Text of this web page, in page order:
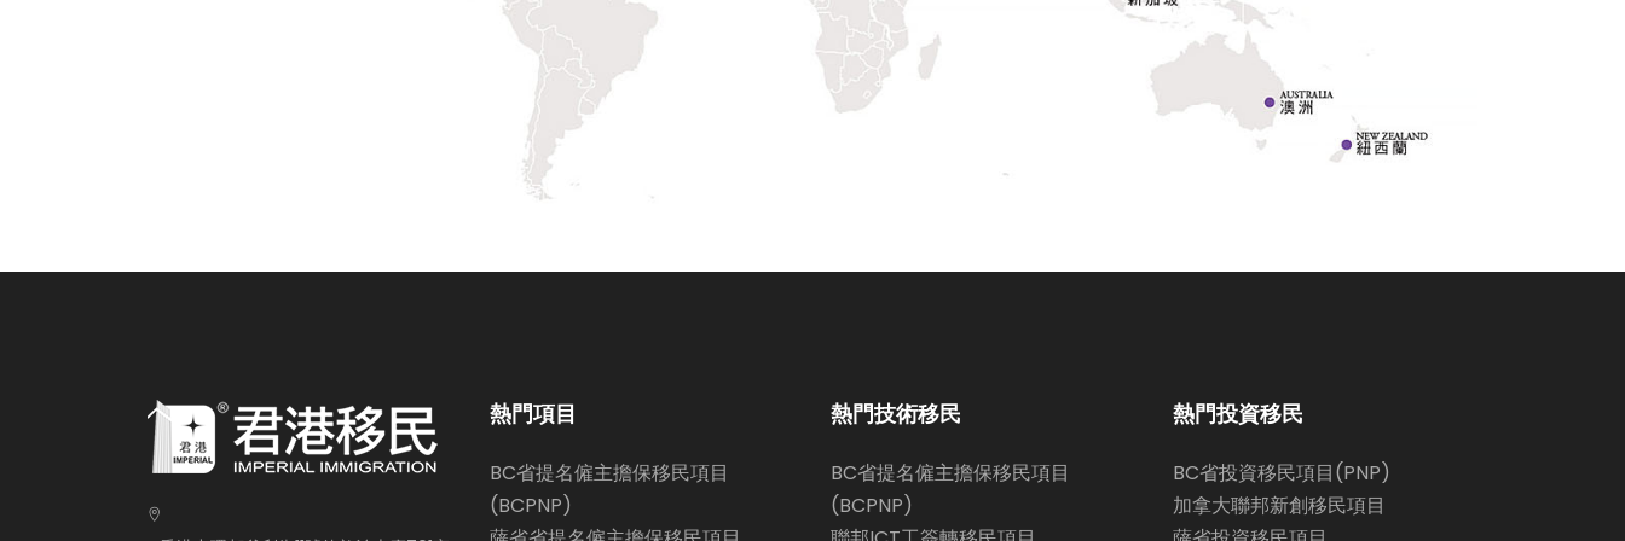
熱門項目
BC省提名僱主擔保移民項目
(BCPNP)
熱門技術移民
BC省提名僱主擔保移民項目
(BCPNP)
熱門投資移民
BC省投資移民項目(PNP)
加拿大聯邦新創移民項目